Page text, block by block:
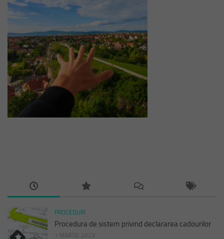
PROCEDURI
Procedura de sistem privind declararea cadourilor
1 MARTIE 2023